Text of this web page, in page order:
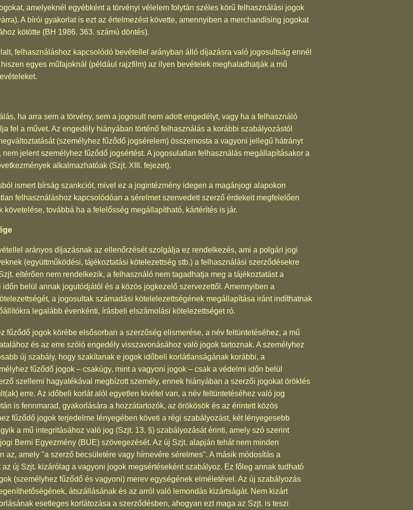
amelyeknél egyébként a törvényi vélelem folytán széles körű felhasználási jogok
A bírói gyakorlat is ezt az értelmezést követte, amennyiben a merchandising jogokat
kötötte (BH 1986. 363. számú döntés).
felhasználáshoz kapcsolódó bevétellel arányban álló díjazásra való jogosultság ennél
egyes műfajoknál (például rajzfilm) az ilyen bevételek meghaladhatják a mű
ha arra sem a törvény, sem a jogosult nem adott engedélyt, vagy ha a felhasználó
fel a művet. Az engedély hiányában történő felhasználás a korábbi szabályozástól
(személyhez fűződő jogsérelem) összemosta a vagyoni jellegű hátrányt
jelent személyhez fűződő jogsértést. A jogosulatlan felhasználás megállapításakor a
alkalmazhatóak (Szjt. XIII. fejezet).
ismert bírság szankciót, mivel ez a jogintézmény idegen a magánjogi alapokon
felhasználáshoz kapcsolódóan a sérelmet szenvedett szerző érdekeit megfelelően
továbbá ha a felelősség megállapítható, kártérítés is jár.
arányos díjazásnak az ellenőrzését szolgálja ez rendelkezés, ami a polgári jogi
(együttműködési, tájékoztatási kötelezettség stb.) a felhasználási szerződésekre
eltérően nem rendelkezik, a felhasználó nem tagadhatja meg a tájékoztatást a
belül annak jogutódjától és a közös jogkezelő szervezettől. Amennyiben a
a jogosultak számadási kötelelezettségének megállapítása iránt indíthatnak
legalább évenkénti, írásbeli elszámolási kötelezettséget ró.
fűződő jogok körébe elsősorban a szerzőség elismerése, a név feltüntetéséhez, a mű
és az erre szóló engedély visszavonásához való jogok tartoznak. A személyhez
új szabály, hogy szakítanak e jogok időbeli korlátlanságának korábbi, a
fűződő jogok – csakúgy, mint a vagyoni jogok – csak a védelmi időn belül
szellemi hagyatékával megbízott személy, ennek hiányában a szerzői jogokat öröklés
erre. Az időbeli korlát alól egyetlen kivétel van, a név feltüntetéséhez való jog
is fennmarad, gyakorlására a hozzátartozók, az örökösök és az érintett közös
fűződő jogok terjedelme lényegében követi a régi szabályozást, két lényegesebb
a mű integritásához való jog (Szjt. 13. §) szabályozását érinti, amely szó szerint
Berni Egyezmény (BUE) szövegezését. Az új Szjt. alapján tehát nem minden
az, amely "a szerző becsületére vagy hírnevére sérelmes". A másik módosítás a
új Szjt. kizárólag a vagyoni jogok megsértéseként szabályoz. Ez főleg annak tudható
(személyhez fűződő és vagyoni) merev egységének elméletével. Az új szabályozás
átszállásának és az arról való lemondás kizártságát. Nem kizárt
esetleges korlátozása a szerződésben, ahogyan ezt maga az Szjt. is teszi